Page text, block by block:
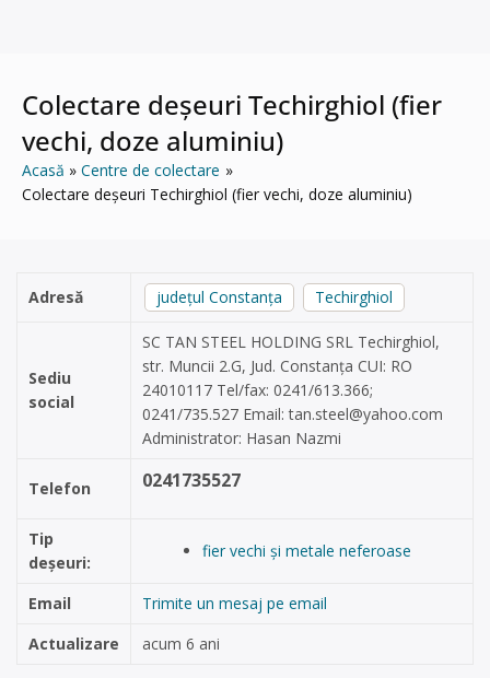
Colectare deșeuri Techirghiol (fier
vechi, doze aluminiu)
Acasă
Centre de colectare
Colectare deșeuri Techirghiol (fier vechi, doze aluminiu)
Adresă județul Constanța Techirghiol
Sediu
social
SC TAN STEEL HOLDING SRL Techirghiol,
str. Muncii 2.G, Jud. Constanța CUI: RO
24010117 Tel/fax: 0241/613.366;
0241/735.527 Email:tan.steel@yahoo.com
Administrator: Hasan Nazmi
Telefon 0241735527
Tip
deșeuri:
fier vechi și metale neferoase
Email
Trimite un mesaj pe email
Actualizare
acum 6 ani